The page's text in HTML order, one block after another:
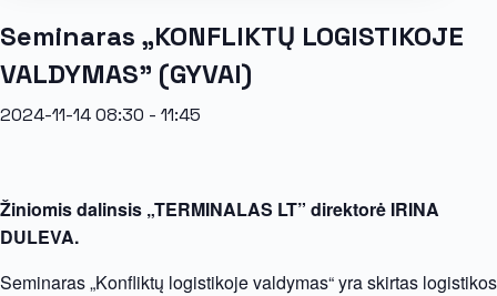
Seminaras „KONFLIKTŲ LOGISTIKOJE
VALDYMAS” (GYVAI)
2024-11-14 08:30 - 11:45
Žiniomis dalinsis „TERMINALAS LT” direktorė IRINA
DULEVA.
Seminaras „Konfliktų logistikoje valdymas“ yra skirtas logistikos